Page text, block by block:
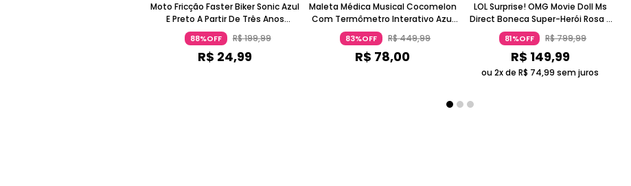
Moto Fricção Faster Biker Sonic Azul
E Preto A Partir De Três Anos
Candide
88%OFF R$199,99
R$ 24,99
Maleta Médica Musical Cocomelon
Com Termômetro Interativo Azul
Claro Para 1 A 2 Anos Candide
83%OFF R$449,99
R$ 78,00
LOL Surprise! OMG Movie Doll Ms
Direct Boneca Super-Herói Rosa E
Roxo 5-7 Anos Candide
81%OFF R$799,99
R$ 149,99
ou 2x deR$ 74,99 sem juros